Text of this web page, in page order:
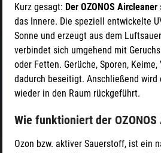
Kurz gesagt: Der OZONOS Aircleaner
das Innere. Die speziell entwickelte
Sonne und erzeugt aus dem
verbindet sich umgehend mit
oder Fetten. Gerüche, Sporen, Keime,
dadurch beseitigt. Anschließend
wieder in den Raum rückgeführt.
Wie funktioniert der
Ozon bzw. aktiver Sauerstoff, ist ein